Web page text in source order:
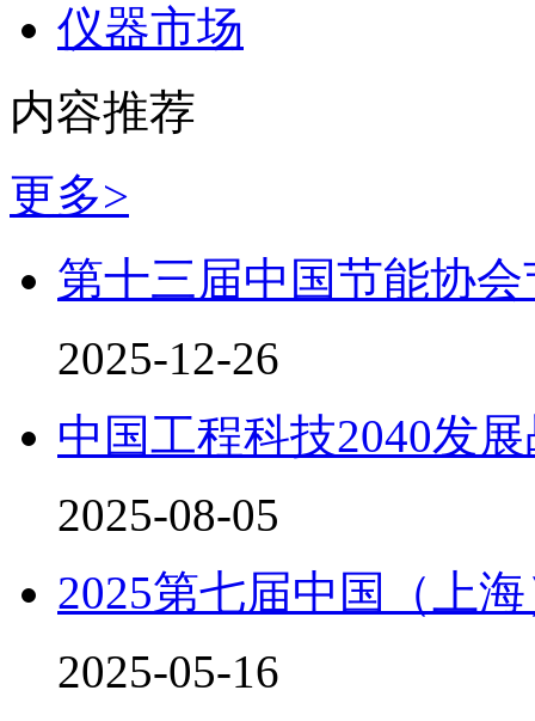
仪器市场
内容推荐
更多>
第十三届中国节能协
2025-12-26
中国工程科技2040发
2025-08-05
2025第七届中国（上
2025-05-16